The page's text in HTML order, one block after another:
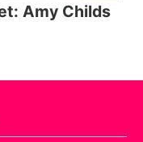
Amy Childs